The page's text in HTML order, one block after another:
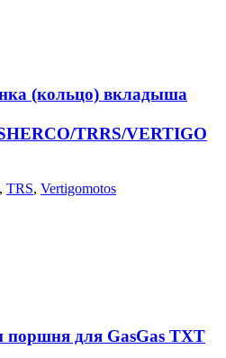
(кольцо) вкладыша
TRRS/VERTIGO
, TRS, Vertigomotos
поршня для GasGas TXT